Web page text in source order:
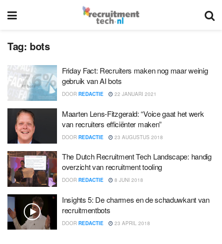
Tag: bots
Friday Fact: Recruiters maken nog maar weinig
gebruik van AI bots
DOOR REDACTIE 22 JANUARI 2021
Maarten Lens-Fitzgerald: “Voice gaat het werk
van recruiters efficiënter maken”
DOOR REDACTIE 23 AUGUSTUS 2018
The Dutch Recruitment Tech Landscape: handig
overzicht van recruitment tooling
DOOR REDACTIE 8 JUNI 2018
Insights 5: De charmes en de schaduwkant van
recruitmentbots
DOOR REDACTIE 23 APRIL 2018